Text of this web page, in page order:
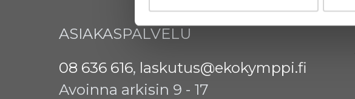
ASIAKASPALVELU
08 636 616, laskutus@ekokymppi.fi
Avoinna arkisin 9 - 17